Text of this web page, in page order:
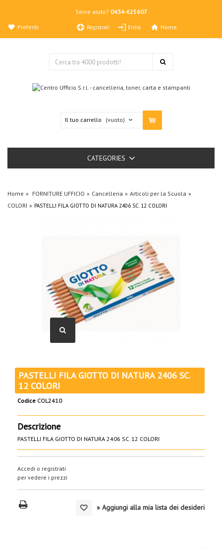
Serve aiuto? 0434-625607
Registrati Entra
Preferiti Home
Il tuo carrello (vuoto)
CATEGORIES
Home FORNITURE UFFICIO Cancelleria
Articoli per la Scuola
COLORI
PASTELLI FILA GIOTTO DI NATURA 2406 SC. 12 COLORI
PASTELLI FILA GIOTTO DI NATURA 2406 SC.
12 COLORI
Codice COL2410
Descrizione
PASTELLI FILA GIOTTO DI NATURA 2406 SC. 12 COLORI
Accedi o registrati
per vedere i prezzi
» Aggiungi alla mia lista dei desideri